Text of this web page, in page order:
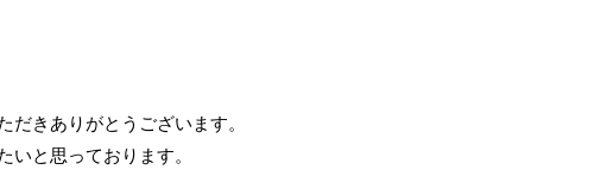
きありがとうございます。
いと思っております。